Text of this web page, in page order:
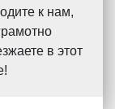
к нам,
в этот